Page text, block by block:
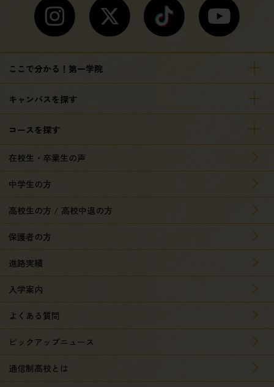
ここで分かる！第一学院
キャンパスを探す
コースを探す
在校生・卒業生の声
中学生の方
高校生の方 / 高校中退の方
保護者の方
進路実績
入学案内
よくある質問
ピックアップニュース
通信制高校とは